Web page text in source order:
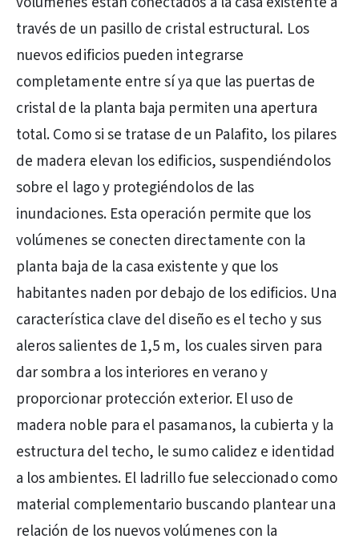
través de un pasillo de cristal estructural. Los
nuevos edificios pueden integrarse
completamente entre sí ya que las puertas de
cristal de la planta baja permiten una apertura
total. Como si se tratase de un Palafito, los pilares
de madera elevan los edificios, suspendiéndolos
sobre el lago y protegiéndolos de las
inundaciones. Esta operación permite que los
volúmenes se conecten directamente con la
planta baja de la casa existente y que los
habitantes naden por debajo de los edificios. Una
característica clave del diseño es el techo y sus
aleros salientes de 1,5 m, los cuales sirven para
dar sombra a los interiores en verano y
proporcionar protección exterior. El uso de
madera noble para el pasamanos, la cubierta y la
estructura del techo, le sumo calidez e identidad
a los ambientes. El ladrillo fue seleccionado como
material complementario buscando plantear una
relación de los nuevos volúmenes con la